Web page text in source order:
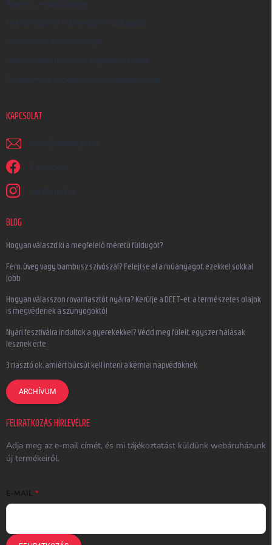
Termék visszaküldése
Reklamáció és reklamációs szabályzat
Szállítás és fizetés módja
Nagykereskedelem és együttműködés
Egyedi megrendelések és ajándéktárgyak
KAPCSOLAT
irjon @ earplugs.hu
Facebook
earplugs.hu
BLOG
Hogyan válaszd ki a megfelelő méretű füldugót?
Fém, üveg vagy bambusz szívószál? Felejtse el a műanyagot, ezekkel sokkal
jobb
Hogyan válasszon rovarriasztót nyárra? Kerülje a DEET-et, a természetes olajok
is megvédenek a szúnyogoktól
Nyári fesztiválra indultok a gyerekekkel? Védd meg füleit, egyszer hálásak
lesznek érte
3 riasztó ok, amiért búcsút kell inteni a kémiai napvédőknek
ARCHÍVUM
FELIRATKOZÁS HÍRLEVÉLRE
Adja meg az e-mail címét, és mi tájékoztatást küldünk webáruházunk
új termékeiről.
E-MAIL